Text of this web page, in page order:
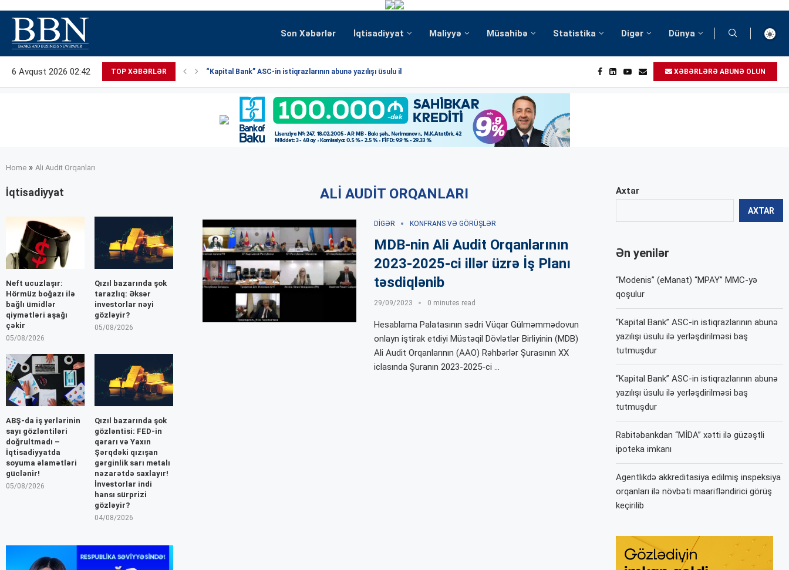
Son Xəbərlər İqtisadiyyat Maliyyə Müsahibə Statistika Digər Dünya
6 Avqust 2026 02:42 TOP XƏBƏRLƏR “Kapital Bank” ASC-in istiqrazlarının abunə yazılışı üsulu ilə... XƏBƏRLƏRƏ ABUNƏ OLUN
Home » Ali Audit Orqanları
ALI AUDIT ORQANLARI
DIGƏR KONFRANS VƏ GÖRÜŞLƏR
MDB-nin Ali Audit Orqanlarının
2023-2025-ci illər üzrə İş Planı
təsdiqlənib
29/09/2023 0 minutes read
Hesablama Palatasının sədri Vüqar Gülməmmədovun
onlayn iştirak etdiyi Müstəqil Dövlətlər Birliyinin (MDB)
Ali Audit Orqanlarının (AAO) Rəhbərlər Şurasının XX
iclasında Şuranın 2023-2025-ci …
Axtar
AXTAR
Ən yenilər
“Modenis” (eManat) “MPAY” MMC-yə
qoşulur
“Kapital Bank” ASC-in istiqrazlarının abunə
yazılışı üsulu ilə yerləşdirilməsi baş
tutmuşdur
“Kapital Bank” ASC-in istiqrazlarının abunə
yazılışı üsulu ilə yerləşdirilməsi baş
tutmuşdur
Rabitəbankdan “MİDA” xətti ilə güzəştli
ipoteka imkanı
Agentlikdə akkreditasiya edilmiş inspeksiya
orqanları ilə növbəti maarifləndirici görüş
keçirilib
İqtisadiyyat
Neft ucuzlaşır:
Hörmüz boğazı ilə
bağlı ümidlər
qiymətləri aşağı
çəkir
05/08/2026
Qızıl bazarında şok
tarazlıq: Əksər
investorlar nəyi
gözləyir?
05/08/2026
ABŞ-da iş yerlərinin
sayı gözləntiləri
doğrultmadı –
İqtisadiyyatda
soyuma əlamətləri
güclənir!
05/08/2026
Qızıl bazarında şok
gözləntisi: FED-in
qərarı və Yaxın
Şərqdəki qızışan
gərginlik sarı metalı
nəzarətdə saxlayır!
İnvestorlar indi
hansı sürprizi
gözləyir?
04/08/2026